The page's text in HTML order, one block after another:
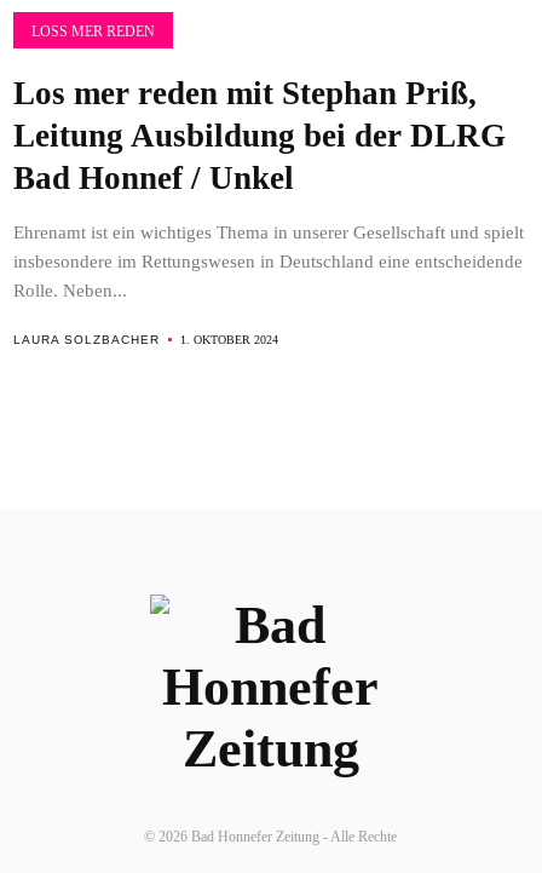
LOSS MER REDEN
Los mer reden mit Stephan Priß,
Leitung Ausbildung bei der DLRG
Bad Honnef / Unkel
Ehrenamt ist ein wichtiges Thema in unserer Gesellschaft und spielt
insbesondere im Rettungswesen in Deutschland eine entscheidende
Rolle. Neben...
LAURA SOLZBACHER 1. OKTOBER 2024
© 2026 Bad Honnefer Zeitung - Alle Rechte